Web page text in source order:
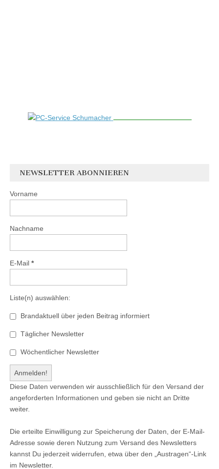
NEWSLETTER ABONNIEREN
Vorname
Nachname
E-Mail *
Liste(n) auswählen:
Brandaktuell über jeden Beitrag informiert
Täglicher Newsletter
Wöchentlicher Newsletter
Diese Daten verwenden wir ausschließlich für den Versand der
angeforderten Informationen und geben sie nicht an Dritte
weiter.
Die erteilte Einwilligung zur Speicherung der Daten, der E-Mail-
Adresse sowie deren Nutzung zum Versand des Newsletters
kannst Du jederzeit widerrufen, etwa über den „Austragen“-Link
im Newsletter.